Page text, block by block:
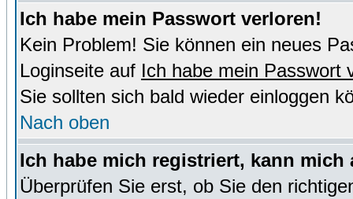
Ich habe mein Passwort verloren!
Kein Problem! Sie können ein neues
Loginseite auf Ich habe mein Passwort
Sie sollten sich bald wieder einloggen
Nach oben
Ich habe mich registriert, kann
Überprüfen Sie erst, ob Sie den